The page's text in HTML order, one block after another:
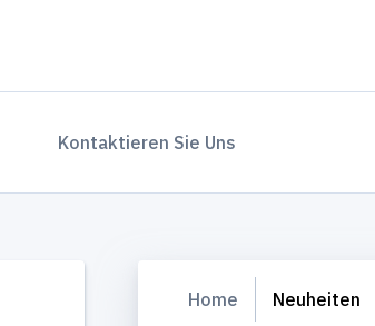
Kontaktieren Sie Uns
Home Neuheiten